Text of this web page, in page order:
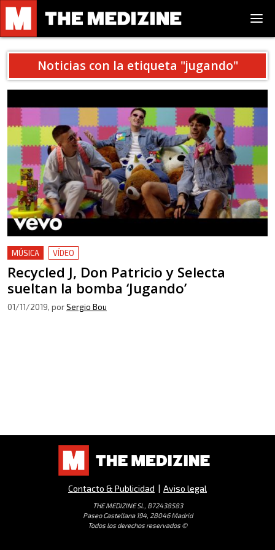
Noticias con la etiqueta "jugando"
MÚSICA VÍDEO
Recycled J, Don Patricio y Selecta
sueltan la bomba ‘Jugando’
01/11/2019, porSergio Bou
Contacto & Publicidad | Aviso legal
THE MEDIZINE SL, B72438583
Paseo Castellana 194, 28046 Madrid
Todos los derechos reservados ©